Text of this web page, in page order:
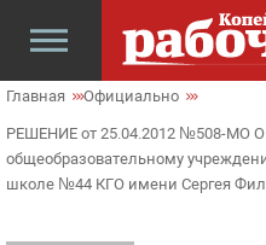
Главная Официально
РЕШЕНИЕ от 25.04.2012 №508-МО
общеобразовательному
школе №44 КГО имени Сергея